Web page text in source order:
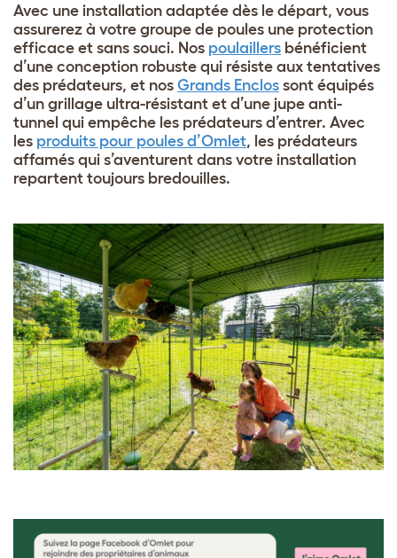
Avec une installation adaptée dès le départ, vous
assurerez à votre groupe de poules une protection
efficace et sans souci. Nos poulaillers bénéficient
d’une conception robuste qui résiste aux tentatives
des prédateurs, et nos Grands Enclos sont équipés
d’un grillage ultra-résistant et d’une jupe anti-
tunnel qui empêche les prédateurs d’entrer. Avec
les produits pour poules d’Omlet, les prédateurs
affamés qui s’aventurent dans votre installation
repartent toujours bredouilles.